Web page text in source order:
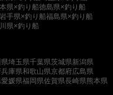
県×釣り船徳島県×釣り船
岩手県×釣り船福島県×釣り船
県×釣り船
埼玉県千葉県茨城県新潟県
兵庫県和歌山県京都府広島県
愛媛県福岡県佐賀県長崎県熊本県